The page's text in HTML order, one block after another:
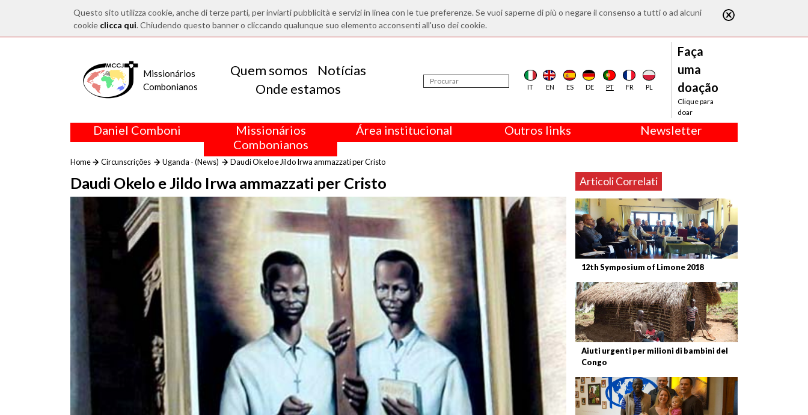
Questo sito utilizza cookie, anche di terze parti, per inviarti pubblicità e servizi in linea con le tue preferenze. Se vuoi saperne di più o negare il consenso a tutti o ad alcuni
cookie clicca qui. Chiudendo questo banner o cliccando qualunque suo elemento acconsenti all'uso dei cookie.
Missionários
Combonianos
Quem somos
Notícias
Onde estamos
IT EN ES DE PT FR PL
Faça
uma
doação
Clique para
doar
Daniel Comboni
Missionários
Combonianos
Área institucional Outros links Newsletter
Home Circunscrições Uganda - (News) Daudi Okelo e Jildo Irwa ammazzati per Cristo
Daudi Okelo e Jildo Irwa ammazzati per Cristo Articoli Correlati
12th Symposium of Limone 2018
Aiuti urgenti per milioni di bambini del
Congo